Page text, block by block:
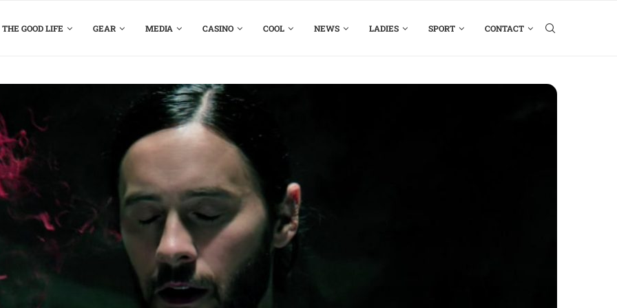
THE GOOD LIFE GEAR MEDIA CASINO COOL NEWS LADIES SPORT CONTACT